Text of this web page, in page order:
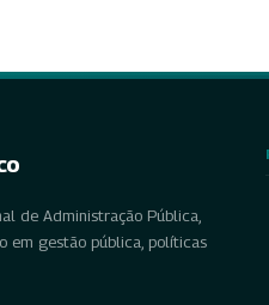
de Administração Pública,
em gestão pública, políticas